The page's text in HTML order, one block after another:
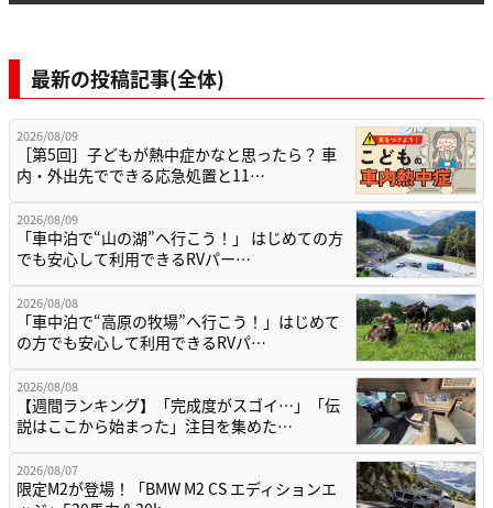
最新の投稿記事(全体)
2026/08/09
［第5回］子どもが熱中症かなと思ったら？ 車
内・外出先でできる応急処置と11…
2026/08/09
「車中泊で“山の湖”へ行こう！」 はじめての方
でも安心して利用できるRVパー…
2026/08/08
「車中泊で“高原の牧場”へ行こう！」はじめて
の方でも安心して利用できるRVパ…
2026/08/08
【週間ランキング】「完成度がスゴイ…」「伝
説はここから始まった」注目を集めた…
2026/08/07
限定M2が登場！「BMW M2 CS エディションエ